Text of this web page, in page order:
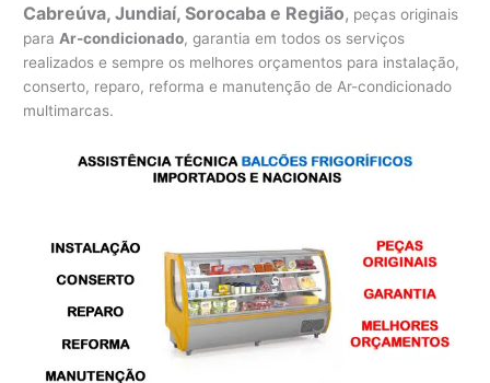
Cabreúva, Jundiaí, Sorocaba e Região, peças originais
para Ar-condicionado, garantia em todos os serviços
realizados e sempre os melhores orçamentos para instalação,
conserto, reparo, reforma e manutenção de Ar-condicionado
multimarcas.